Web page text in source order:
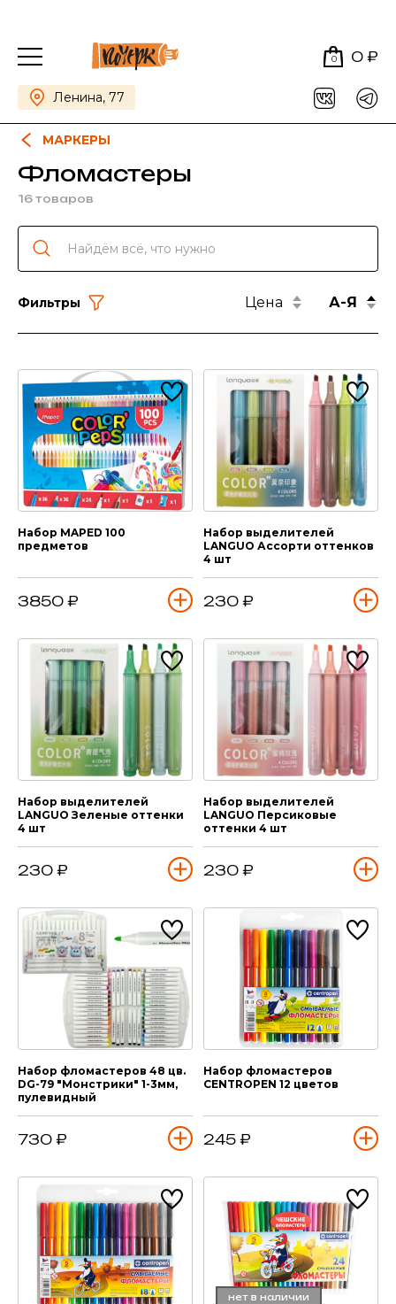
0 0 ₽
Ленина, 77
МАРКЕРЫ
Фломастеры
16 товаров
Фильтры Цена А-Я
Набор MAPED 100
предметов
3850 ₽
Набор выделителей
LANGUO Ассорти оттенков
4 шт
230 ₽
Набор выделителей
LANGUO Зеленые оттенки
4 шт
230 ₽
Набор выделителей
LANGUO Персиковые
оттенки 4 шт
230 ₽
Набор фломастеров 48 цв.
DG-79 "Монстрики" 1-3мм,
пулевидный
730 ₽
Набор фломастеров
CENTROPEN 12 цветов
245 ₽
нет в наличии